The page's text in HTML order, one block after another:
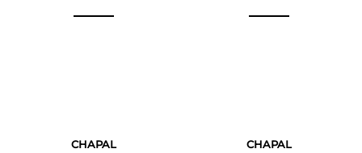
CHAPAL CHAPAL